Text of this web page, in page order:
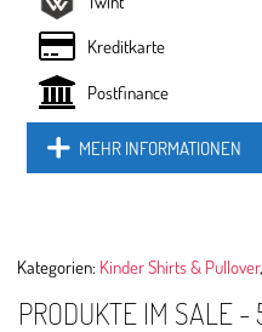
Kreditkarte
Postfinance
MEHR INFORMATIONEN
Kategorien: Kinder Shirts & Pullover,
PRODUKTE IM SALE